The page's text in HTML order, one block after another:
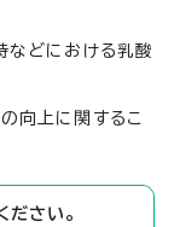
などにおける乳酸
向上に関するこ
さい。